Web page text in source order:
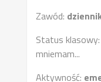
Zawód:
Status klasowy:
mniemam...
Aktywność: